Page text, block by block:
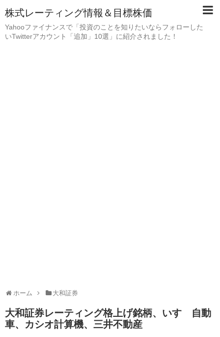
株式レーティング情報＆目標株価
Yahooファイナンスで「投資のことを知りたいならフォローした
いTwitterアカウント「追加」10選」に紹介されました！
ホーム 大和証券
大和証券レーティング格上げ銘柄、いすゞ自動
車、カシオ計算機、三井不動産